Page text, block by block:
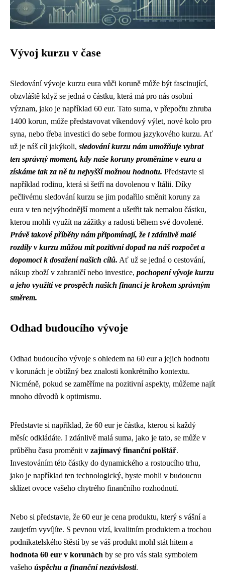
Vývoj kurzu v čase
Sledování vývoje kurzu eura vůči koruně může být fascinující,
obzvláště když se jedná o částku, která má pro nás osobní
význam, jako je například 60 eur. Tato suma, v přepočtu zhruba
1400 korun, může představovat víkendový výlet, nové kolo pro
syna, nebo třeba investici do sebe formou jazykového kurzu. Ať
už je náš cíl jakýkoli, sledování kurzu nám umožňuje vybrat
ten správný moment, kdy naše koruny proměníme v eura a
získáme tak za ně tu nejvyšší možnou hodnotu. Představte si
například rodinu, která si šetří na dovolenou v Itálii. Díky
pečlivému sledování kurzu se jim podařilo směnit koruny za
eura v ten nejvýhodnější moment a ušetřit tak nemalou částku,
kterou mohli využít na zážitky a radosti během své dovolené.
Právě takové příběhy nám připomínají, že i zdánlivě malé
rozdíly v kurzu můžou mít pozitivní dopad na náš rozpočet a
dopomoci k dosažení našich cílů. Ať už se jedná o cestování,
nákup zboží v zahraničí nebo investice, pochopení vývoje kurzu
a jeho využití ve prospěch našich financí je krokem správným
směrem.
Odhad budoucího vývoje
Odhad budoucího vývoje s ohledem na 60 eur a jejich hodnotu
v korunách je obtížný bez znalosti konkrétního kontextu.
Nicméně, pokud se zaměříme na pozitivní aspekty, můžeme najít
mnoho důvodů k optimismu.
Představte si například, že 60 eur je částka, kterou si každý
měsíc odkládáte. I zdánlivě malá suma, jako je tato, se může v
průběhu času proměnit v zajímavý finanční polštář.
Investováním této částky do dynamického a rostoucího trhu,
jako je například ten technologický, byste mohli v budoucnu
sklízet ovoce vašeho chytrého finančního rozhodnutí.
Nebo si představte, že 60 eur je cena produktu, který s vášní a
zaujetím vyvíjíte. S pevnou vizí, kvalitním produktem a trochou
podnikatelského štěstí by se váš produkt mohl stát hitem a
hodnota 60 eur v korunách by se pro vás stala symbolem
vašeho úspěchu a finanční nezávislosti.